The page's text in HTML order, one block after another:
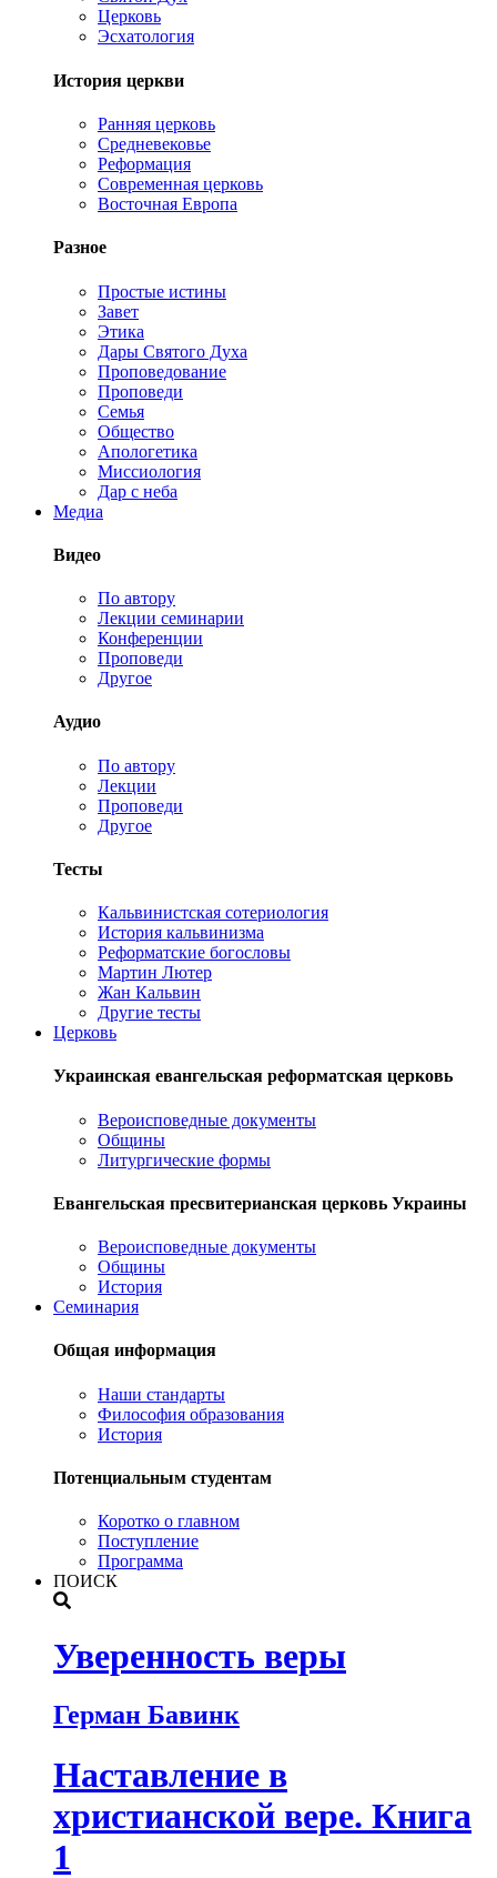
Церковь
Эсхатология
История церкви
Ранняя церковь
Средневековье
Реформация
Современная церковь
Восточная Европа
Разное
Простые истины
Завет
Этика
Дары Святого Духа
Проповедование
Проповеди
Семья
Общество
Апологетика
Миссиология
Дар с неба
Медиа
Видео
По автору
Лекции семинарии
Конференции
Проповеди
Другое
Аудио
По автору
Лекции
Проповеди
Другое
Тесты
Кальвинистская сотериология
История кальвинизма
Реформатские богословы
Мартин Лютер
Жан Кальвин
Другие тесты
Церковь
Украинская евангельская реформатская церковь
Вероисповедные документы
Общины
Литургические формы
Евангельская пресвитерианская церковь Украины
Вероисповедные документы
Общины
История
Семинария
Общая информация
Наши стандарты
Философия образования
История
Потенциальным студентам
Коротко о главном
Поступление
Программа
ПОИСК
Уверенность веры
Герман Бавинк
Наставление в
христианской вере. Книга
1